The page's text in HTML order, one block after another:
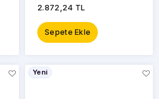
2.872,24 TL
Sepete Ekle
Yeni